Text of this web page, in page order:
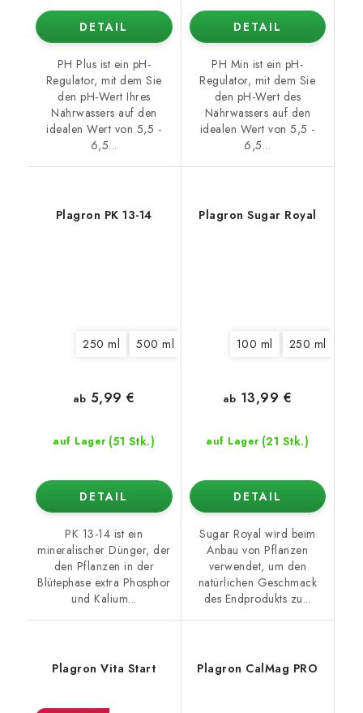
DETAIL
PH Plus ist ein pH-
Regulator, mit dem Sie
den pH-Wert Ihres
Nährwassers auf den
idealen Wert von 5,5 -
6,5...
DETAIL
PH Min ist ein pH-
Regulator, mit dem Sie
den pH-Wert des
Nährwassers auf den
idealen Wert von 5,5 -
6,5...
Plagron PK 13-14
250 ml 500 ml 10 l 20 l
auf Lager (51 Stk.)
ab 5,99 €
DETAIL
PK 13-14 ist ein
mineralischer Dünger, der
den Pflanzen in der
Blütephase extra Phosphor
und Kalium...
Plagron Sugar Royal
100 ml 250 ml
auf Lager (21 Stk.)
ab 13,99 €
DETAIL
Sugar Royal wird beim
Anbau von Pflanzen
verwendet, um den
natürlichen Geschmack
des Endprodukts zu...
Plagron Vita Start Plagron CalMag PRO